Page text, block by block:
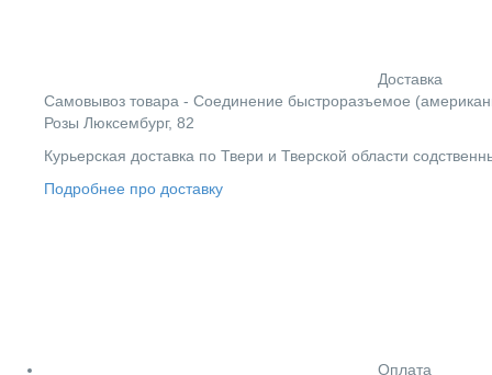
Доставка
Cамовывоз товара - Соединение быстроразъемое
Розы Люксембург, 82
Курьерская доставка по Твери и Тверской области
Подробнее про доставку
Оплата